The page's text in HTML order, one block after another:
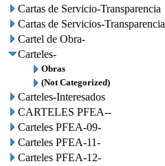
Cartas de Servicio-Transparencia
Cartas de Servicios-Transparencia
Cartel de Obra-
Carteles-
Obras
(Not Categorized)
Carteles-Interesados
CARTELES PFEA--
Carteles PFEA-09-
Carteles PFEA-11-
Carteles PFEA-12-